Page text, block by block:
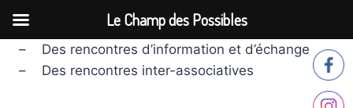
Aller– Des rencontres d’information et d’échange
– Des rencontres inter-associatives
Le Champ des Possibles